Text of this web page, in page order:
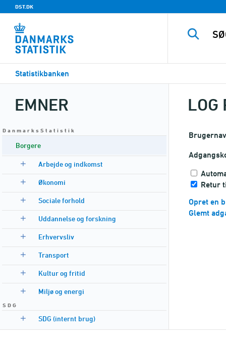
DST.DK
Statistikbanken
EMNER
D a n m a r k s S t a t i s t i k
Borgere
Arbejde og indkomst
Økonomi
Sociale forhold
Uddannelse og forskning
Erhvervsliv
Transport
Kultur og fritid
Miljø og energi
S D G
SDG (internt brug)
LOG
Retur
Opret en
Glemt